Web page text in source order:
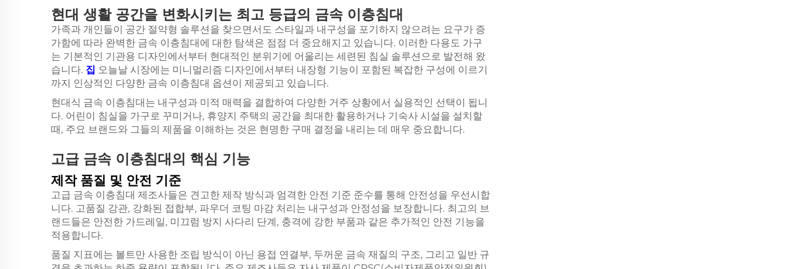
현대 생활 공간을 변화시키는 최고 등급의 금속 이층침대
가족과 개인들이 공간 절약형 솔루션을 찾으면서도 스타일과 내구성을 포기하지 않으려는 요구가 증
가함에 따라 완벽한 금속 이층침대에 대한 탐색은 점점 더 중요해지고 있습니다. 이러한 다용도 가구
는 기본적인 기관용 디자인에서부터 현대적인 분위기에 어울리는 세련된 침실 솔루션으로 발전해 왔
습니다. 집 오늘날 시장에는 미니멀리즘 디자인에서부터 내장형 기능이 포함된 복잡한 구성에 이르기
까지 인상적인 다양한 금속 이층침대 옵션이 제공되고 있습니다.
현대식 금속 이층침대는 내구성과 미적 매력을 결합하여 다양한 거주 상황에서 실용적인 선택이 됩니
다. 어린이 침실을 가구로 꾸미거나, 휴양지 주택의 공간을 최대한 활용하거나 기숙사 시설을 설치할
때, 주요 브랜드와 그들의 제품을 이해하는 것은 현명한 구매 결정을 내리는 데 매우 중요합니다.
고급 금속 이층침대의 핵심 기능
제작 품질 및 안전 기준
고급 금속 이층침대 제조사들은 견고한 제작 방식과 엄격한 안전 기준 준수를 통해 안전성을 우선시합
니다. 고품질 강관, 강화된 접합부, 파우더 코팅 마감 처리는 내구성과 안정성을 보장합니다. 최고의 브
랜드들은 안전한 가드레일, 미끄럼 방지 사다리 단계, 충격에 강한 부품과 같은 추가적인 안전 기능을
적용합니다.
품질 지표에는 볼트만 사용한 조립 방식이 아닌 용접 연결부, 두꺼운 금속 재질의 구조, 그리고 일반 규